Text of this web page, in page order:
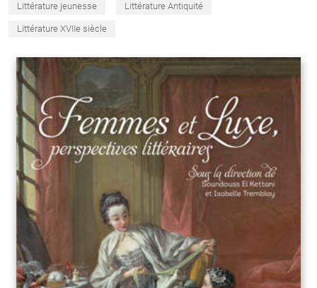
Littérature jeunesse Littérature Antiquité
Littérature XVIIe siècle